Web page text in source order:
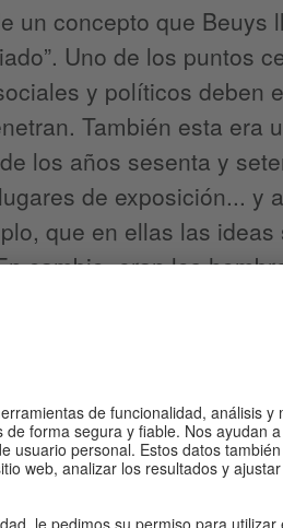
un concepto que Beuys
Uno de los puntos
y políticos deben
También esta era
los años sesenta y
de exposición... y
que en ellas las
cambio, eran los
según explica Ina
cámara de tesoro
de Baden-
con ocasión del
de la muestra,
consideraba que el